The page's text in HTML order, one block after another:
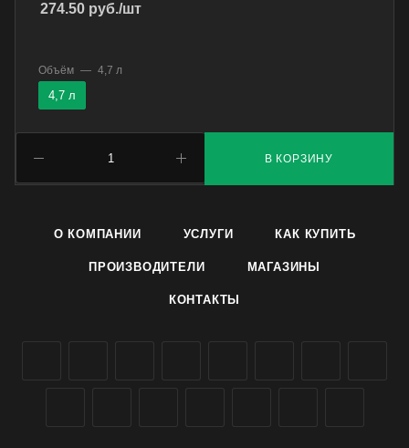
274.50 руб./шт
В КОРЗИНУ
Объём — 4,7 л
4,7 л
О КОМПАНИИ УСЛУГИ КАК КУПИТЬ
ПРОИЗВОДИТЕЛИ МАГАЗИНЫ
КОНТАКТЫ